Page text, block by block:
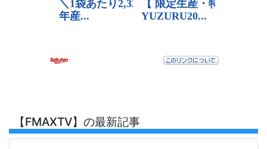
【FMAXTV】の最新記事